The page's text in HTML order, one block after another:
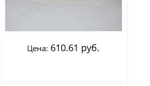
Цена: 610.61 руб.